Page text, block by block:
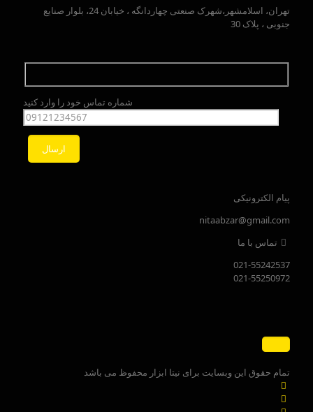
تهران، اسلامشهر،شهرک صنعتی چهاردانگه ، خیابان 24، بلوار صنایع
جنوبی ، پلاک 30
شماره تماس خود را وارد کنید
پیام الکترونیکی
nitaabzar@gmail.com
تماس با ما
021-55242537
021-55250972
تمام حقوق این وبسایت برای نیتا ابزار محفوظ می باشد